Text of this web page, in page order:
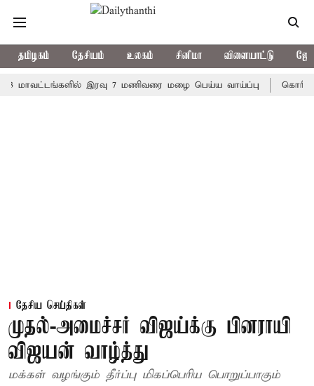
தமிழகம் தேசியம் உலகம் சினிமா விளையாட்டு
இரவு 7 மணிவரை மழை பெய்ய வாய்ப்பு கொரிய
தேசிய செய்திகள்
முதல்-அமைச்சர் விஜய்க்கு பினராயி
விஜயன் வாழ்த்து
மக்கள் வழங்கும் தீர்ப்பு மிகப்பெரிய பொறுப்பாகும்